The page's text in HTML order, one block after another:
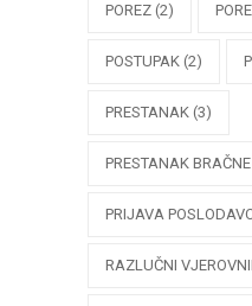
POREZ (2)
POSTUPAK (2)
PRESTANAK (3)
PRESTANAK
PRIJAVA
RAZLUČNI